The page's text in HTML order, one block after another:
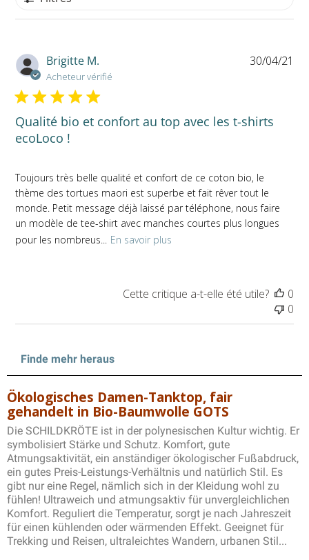
Brigitte M.
Acheteur vérifié
Qualité bio et confort au top avec les t-shirts
ecoLoco !
Toujours très belle qualité et confort de ce coton bio, le
thème des tortues maori est superbe et fait rêver tout le
monde. Petit message déjà laissé par téléphone, nous faire
un modèle de tee-shirt avec manches courtes plus longues
pour les nombreus... En savoir plus
30/04/21
Cette critique a-t-elle été utile?
0
0
Finde mehr heraus
Ökologisches Damen-Tanktop, fair
gehandelt in Bio-Baumwolle GOTS
Die SCHILDKRÖTE ist in der polynesischen Kultur wichtig. Er
symbolisiert Stärke und Schutz. Komfort, gute
Atmungsaktivität, ein anständiger ökologischer Fußabdruck,
ein gutes Preis-Leistungs-Verhältnis und natürlich Stil. Es
gibt nur eine Regel, nämlich sich in der Kleidung wohl zu
fühlen! Ultraweich und atmungsaktiv für unvergleichlichen
Komfort. Reguliert die Temperatur, sorgt je nach Jahreszeit
für einen kühlenden oder wärmenden Effekt. Geeignet für
Trekking und Reisen, ultraleichtes Wandern, urbanen Stil...